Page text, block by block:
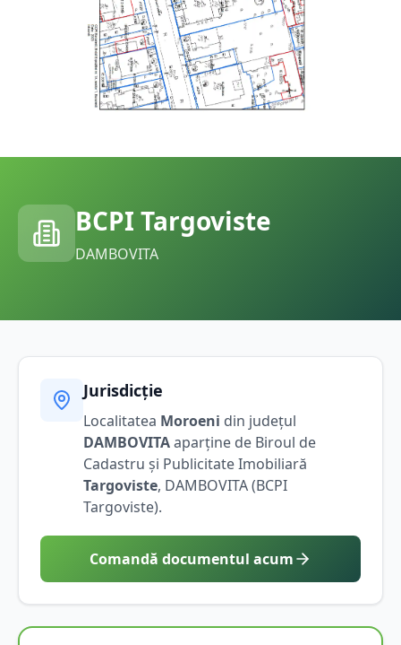
BCPI Targoviste
DAMBOVITA
Jurisdicție
Localitatea Moroeni din județul
DAMBOVITAaparține de Biroul de
Cadastru și Publicitate Imobiliară
Targoviste, DAMBOVITA(BCPI
Targoviste).
Comandă documentul acum